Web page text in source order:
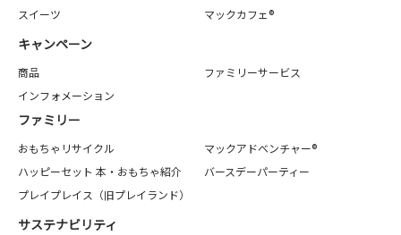
スイーツ
マックカフェ®
キャンペーン
商品
ファミリーサービス
インフォメーション
ファミリー
おもちゃリサイクル
マックアドベンチャー®
ハッピーセット 本・おもちゃ紹介
バースデーパーティー
プレイプレイス（旧プレイランド）
サステナビリティ